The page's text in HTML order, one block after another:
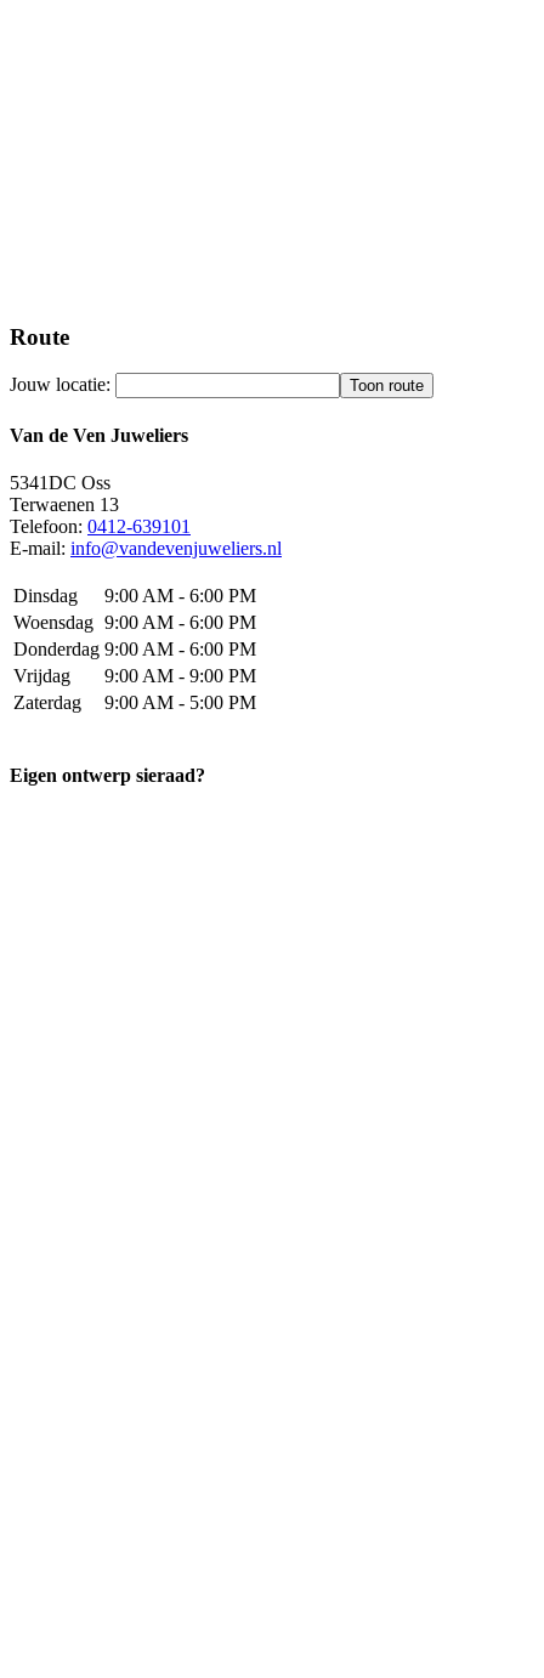
Route
Jouw locatie:
Van de Ven Juweliers
5341DC Oss
Terwaenen 13
Telefoon: 0412-639101
E-mail: info@vandevenjuweliers.nl
Dinsdag
9:00 AM - 6:00 PM
Woensdag 9:00 AM - 6:00 PM
Donderdag 9:00 AM - 6:00 PM
Vrijdag
9:00 AM - 9:00 PM
Zaterdag
9:00 AM - 5:00 PM
Eigen ontwerp sieraad?